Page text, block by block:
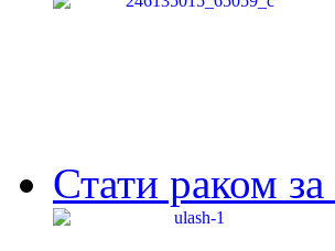
Стати раком